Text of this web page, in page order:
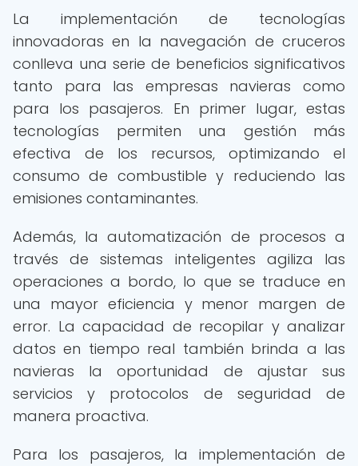
La implementación de tecnologías
innovadoras en la navegación de cruceros
conlleva una serie de beneficios significativos
tanto para las empresas navieras como
para los pasajeros. En primer lugar, estas
tecnologías permiten una gestión más
efectiva de los recursos, optimizando el
consumo de combustible y reduciendo las
emisiones contaminantes.
Además, la automatización de procesos a
través de sistemas inteligentes agiliza las
operaciones a bordo, lo que se traduce en
una mayor eficiencia y menor margen de
error. La capacidad de recopilar y analizar
datos en tiempo real también brinda a las
navieras la oportunidad de ajustar sus
servicios y protocolos de seguridad de
manera proactiva.
Para los pasajeros, la implementación de